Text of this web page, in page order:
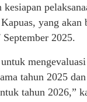
kesiapan
yang akan
2025.
tahun 2025
tahun 2026,”